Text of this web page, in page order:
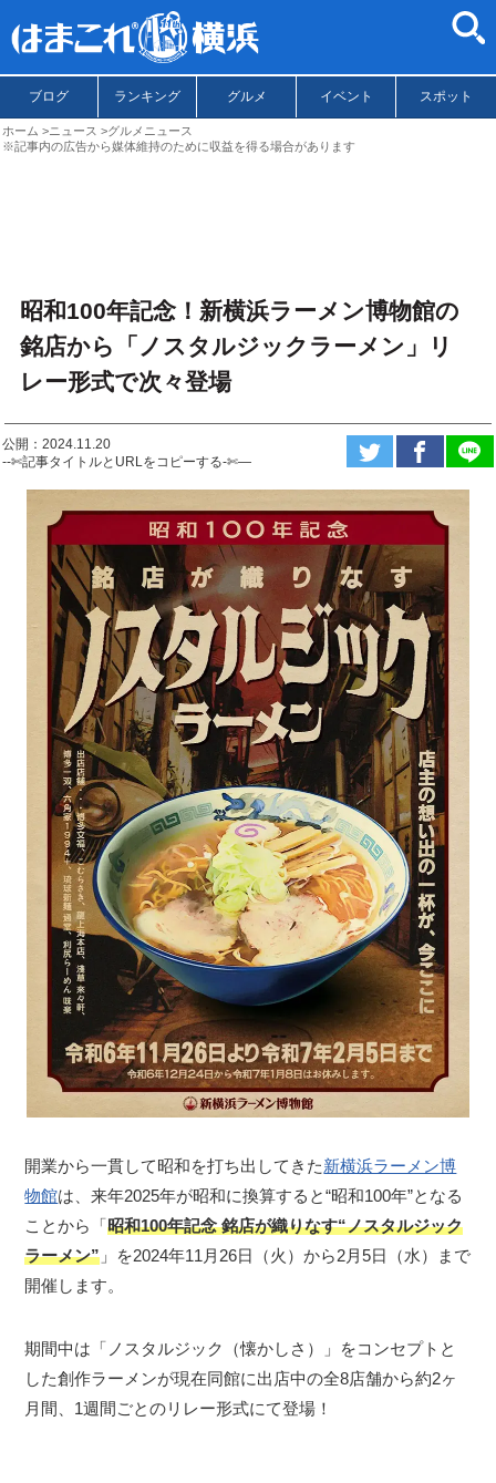
ブログ ランキング グルメ イベント スポット
ホーム ニュース
グルメニュース
※記事内の広告から媒体維持のために収益を得る場合があります
昭和100年記念！新横浜ラーメン博物館の
銘店から「ノスタルジックラーメン」リ
レー形式で次々登場
公開：2024.11.20
--✄記事タイトルとURLをコピーする-✄—
開業から一貫して昭和を打ち出してきた新横浜ラーメン博
物館は、来年2025年が昭和に換算すると“昭和100年”となる
ことから「昭和100年記念 銘店が織りなす“ノスタルジック
ラーメン” 」を2024年11月26日（火）から2月5日（水）まで
開催します。
期間中は「ノスタルジック（懐かしさ）」をコンセプトと
した創作ラーメンが現在同館に出店中の全8店舗から約2ヶ
月間、1週間ごとのリレー形式にて登場！